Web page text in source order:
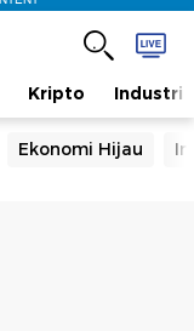
Kripto Industri
Ekonomi Hijau